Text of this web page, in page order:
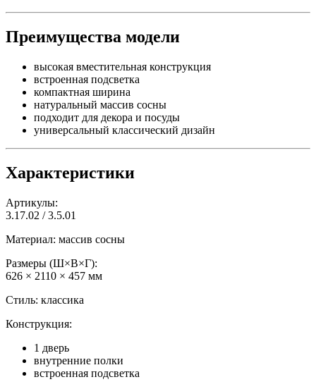
Преимущества модели
высокая вместительная конструкция
встроенная подсветка
компактная ширина
натуральный массив сосны
подходит для декора и посуды
универсальный классический дизайн
Характеристики
Артикулы:
3.17.02 / 3.5.01
Материал: массив сосны
Размеры (Ш×В×Г):
626 × 2110 × 457 мм
Стиль: классика
Конструкция:
1 дверь
внутренние полки
встроенная подсветка